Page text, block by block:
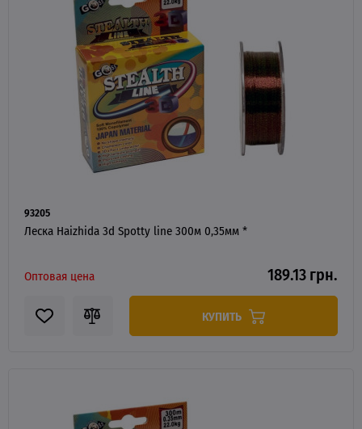
93205
Леска Haizhida 3d Spotty line 300м 0,35мм *
Оптовая цена 189.13 грн.
КУПИТЬ